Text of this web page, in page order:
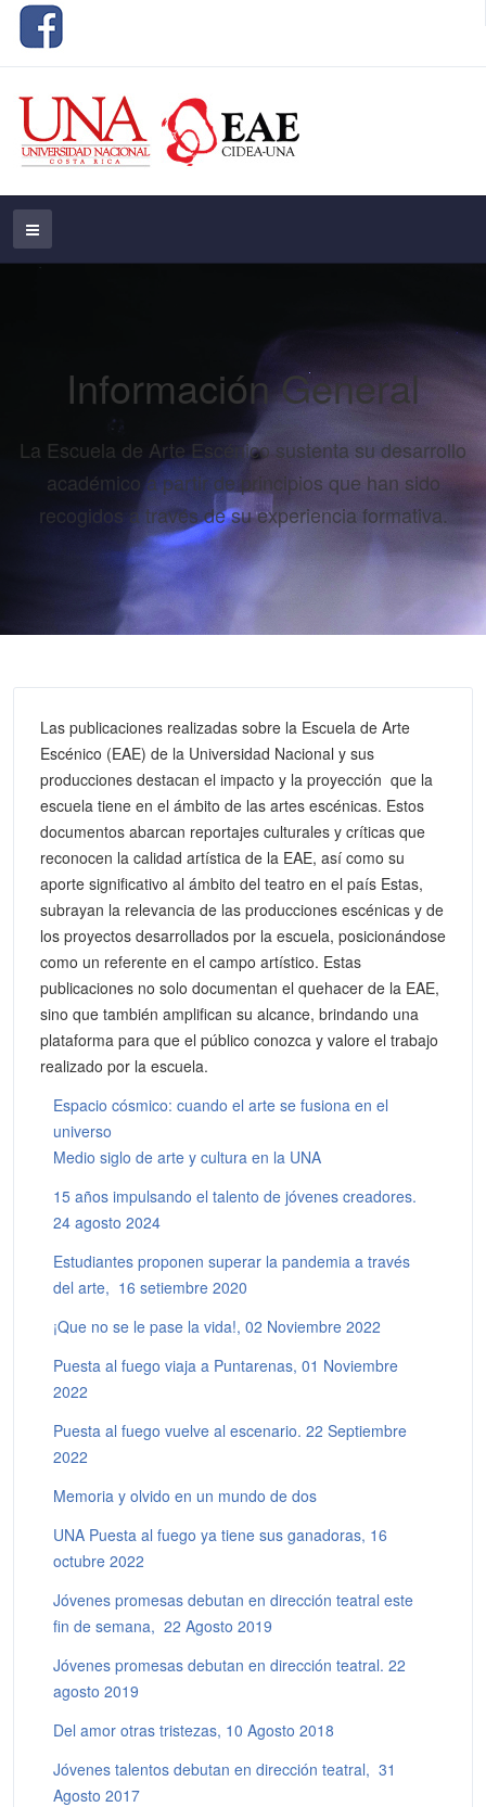
Información General
La Escuela de Arte Escénico sustenta su desarrollo
académico a partir de principios que han sido
recogidos a través de su experiencia formativa.
Las publicaciones realizadas sobre la Escuela de Arte
Escénico (EAE) de la Universidad Nacional y sus
producciones destacan el impacto y la proyección que la
escuela tiene en el ámbito de las artes escénicas. Estos
documentos abarcan reportajes culturales y críticas que
reconocen la calidad artística de la EAE, así como su
aporte significativo al ámbito del teatro en el país Estas,
subrayan la relevancia de las producciones escénicas y de
los proyectos desarrollados por la escuela, posicionándose
como un referente en el campo artístico. Estas
publicaciones no solo documentan el quehacer de la EAE,
sino que también amplifican su alcance, brindando una
plataforma para que el público conozca y valore el trabajo
realizado por la escuela.
Espacio cósmico: cuando el arte se fusiona en el
universo
Medio siglo de arte y cultura en la UNA
15 años impulsando el talento de jóvenes creadores.
24 agosto 2024
Estudiantes proponen superar la pandemia a través
del arte, 16 setiembre 2020
¡Que no se le pase la vida!, 02 Noviembre 2022
Puesta al fuego viaja a Puntarenas, 01 Noviembre
2022
Puesta al fuego vuelve al escenario. 22 Septiembre
2022
Memoria y olvido en un mundo de dos
UNA Puesta al fuego ya tiene sus ganadoras, 16
octubre 2022
Jóvenes promesas debutan en dirección teatral este
fin de semana, 22 Agosto 2019
Jóvenes promesas debutan en dirección teatral. 22
agosto 2019
Del amor otras tristezas, 10 Agosto 2018
Jóvenes talentos debutan en dirección teatral, 31
Agosto 2017